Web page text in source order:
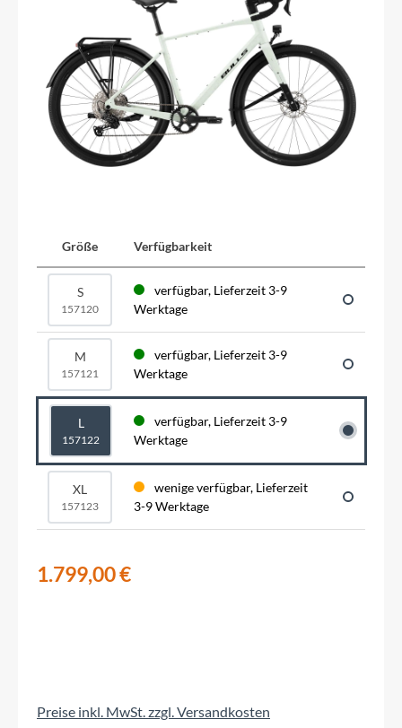
Größe Verfügbarkeit
S
157120
verfügbar, Lieferzeit 3-9
Werktage
M
157121
verfügbar, Lieferzeit 3-9
Werktage
L
157122
verfügbar, Lieferzeit 3-9
Werktage
XL
157123
wenige verfügbar, Lieferzeit
3-9 Werktage
1.799,00 €
Preise inkl. MwSt. zzgl. Versandkosten